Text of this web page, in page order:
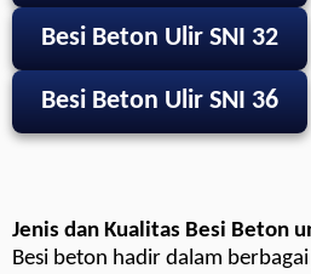
Besi Beton Ulir SNI 32
Besi Beton Ulir SNI 36
Jenis dan Kualitas Besi Beton
Besi beton hadir dalam